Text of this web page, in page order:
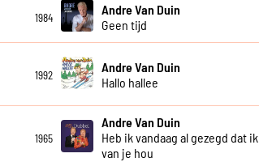
1984
Andre Van Duin
Geen tijd
1992
Andre Van Duin
Hallo hallee
1965
Andre Van Duin
Heb ik vandaag al gezegd dat ik
van je hou